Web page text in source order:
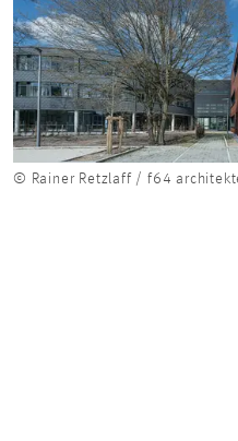
© Rainer Retzlaff / f64